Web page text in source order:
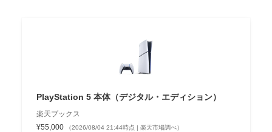
PlayStation 5 本体（デジタル・エディション）
楽天ブックス
¥55,000
（2026/08/04 21:44時点 | 楽天市場調べ）